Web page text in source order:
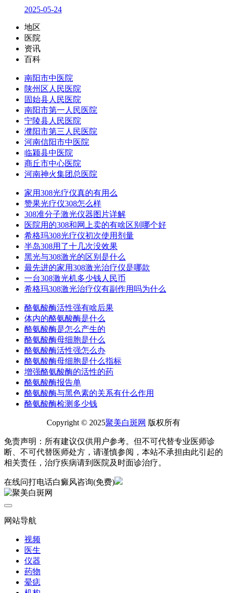
2025-05-24
地区
医院
资讯
百科
南阳市中医院
陕州区人民医院
固始县人民医院
南阳市第一人民医院
宁陵县人民医院
濮阳市第三人民医院
河南信阳市中医院
临颍县中医院
商丘市中心医院
河南神火集团总医院
家用308光疗仪真的有用么
赞果光疗仪308怎么样
308准分子激光仪器图片详解
医院用的308和网上卖的有啥区别哪个好
希格玛308光疗仪初次使用剂量
半岛308用了十几次没效果
黑光与308激光的区别是什么
最先进的家用308激光治疗仪是哪款
一台308激光机多少钱人民币
希格玛308激光治疗仪有副作用吗为什么
酪氨酸酶活性强有啥后果
体内的酪氨酸酶是什么
酪氨酸酶是怎么产生的
酪氨酸酶母细胞是什么
酪氨酸酶活性强怎么办
酪氨酸酶母细胞是什么指标
增强酪氨酸酶的活性的药
酪氨酸酶报告单
酪氨酸酶与黑色素的关系有什么作用
酪氨酸酶检测多少钱
Copyright © 2025聚美白斑网 版权所有
免责声明：所有建议仅供用户参考。但不可代替专业医师诊
断、不可代替医师处方，请谨慎参阅，本站不承担由此引起的
相关责任，治疗疾病请到医院及时面诊治疗。
在线问打电话白癜风咨询(免费)
网站导航
视频
医生
仪器
药物
晕痣